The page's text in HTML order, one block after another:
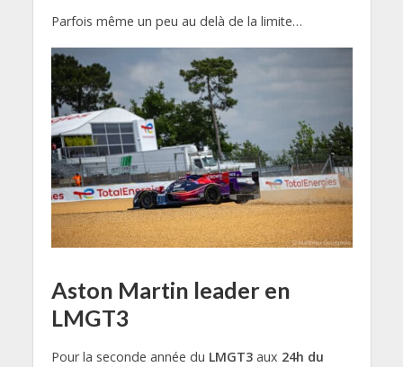
Parfois même un peu au delà de la limite…
Aston Martin leader en
LMGT3
Pour la seconde année du LMGT3aux 24h du